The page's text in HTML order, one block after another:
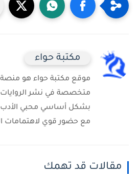
مكتبة حواء
موقع مكتبة حواء هو منصة
متخصصة في نشر
بشكل أساسي محبي الأدب
مع حضور قوي لاهتمامات
مقالات قد تهمك